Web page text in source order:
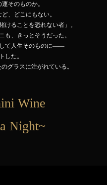
そのものか。
、どこにもない。
けることを恐れない者」。
も、きっとそうだった。
て人生そのものに――
した。
グラスに注がれている。
Wine
Night~